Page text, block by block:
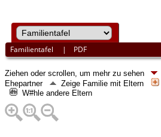
Familientafel | PDF
Ziehen oder scrollen, um mehr zu sehen
Ehepartner
Zeige Familie mit Eltern
W#hle andere Eltern